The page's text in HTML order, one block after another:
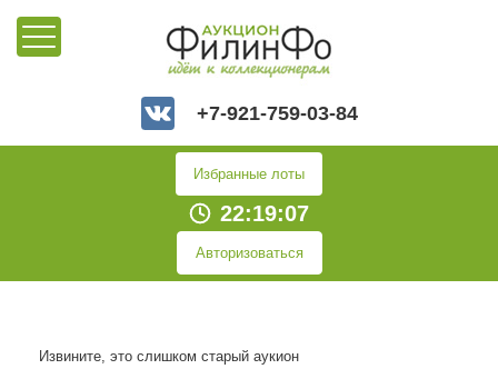
+7-921-759-03-84
Избранные лоты
22:19:07
Авторизоваться
Извините, это слишком старый аукион